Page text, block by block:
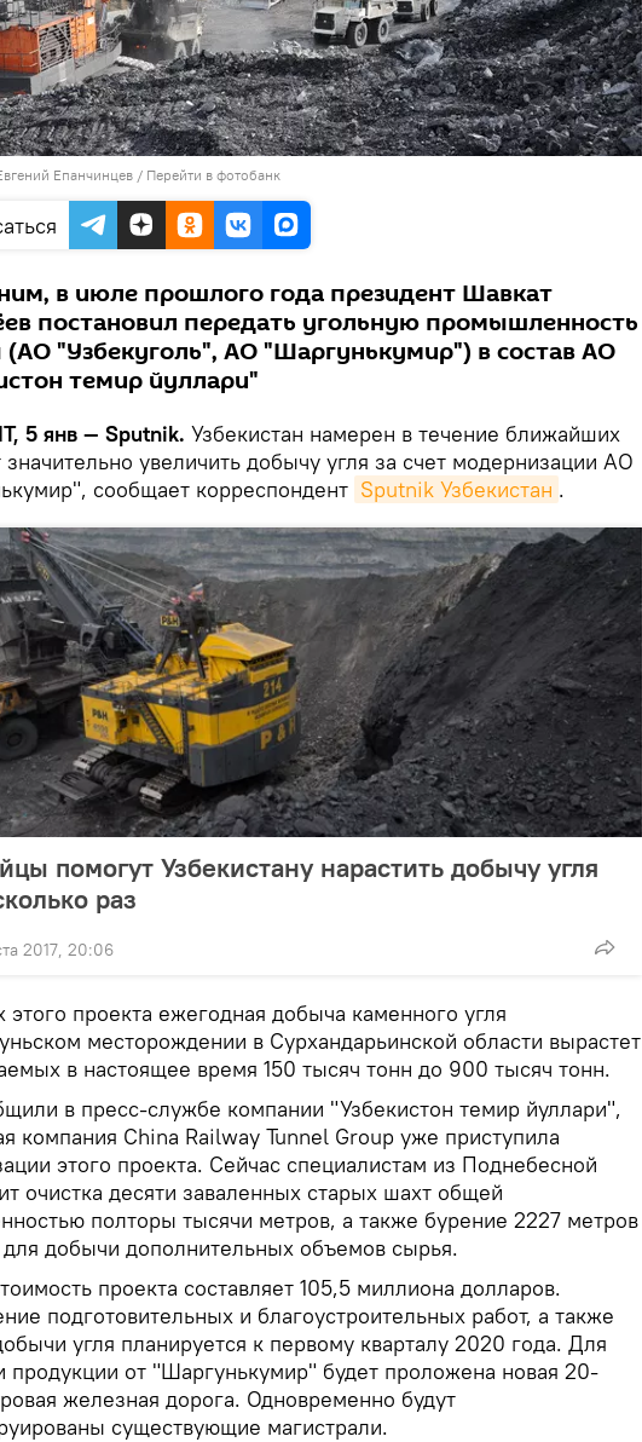
Епанчинцев / Перейти в фотобанк
в июле прошлого года президент Шавкат
постановил передать угольную промышленность
(АО "Узбекуголь", АО "Шаргунькумир") в состав АО
темир йуллари"
5 янв — Sputnik. Узбекистан намерен в течение ближайших
значительно увеличить добычу угля за счет модернизации АО
сообщает корреспондент Sputnik Узбекистан .
помогут Узбекистану нарастить добычу угля
раз
2017, 20:06
этого проекта ежегодная добыча каменного угля
месторождении в Сурхандарьинской области вырастет
в настоящее время 150 тысяч тонн до 900 тысяч тонн.
в пресс-службе компании "Узбекистон темир йуллари",
компания China Railway Tunnel Group уже приступила
этого проекта. Сейчас специалистам из Поднебесной
очистка десяти заваленных старых шахт общей
полторы тысячи метров, а также бурение 2227 метров
для добычи дополнительных объемов сырья.
проекта составляет 105,5 миллиона долларов.
подготовительных и благоустроительных работ, а также
угля планируется к первому кварталу 2020 года. Для
продукции от "Шаргунькумир" будет проложена новая 20-
железная дорога. Одновременно будут
существующие магистрали.